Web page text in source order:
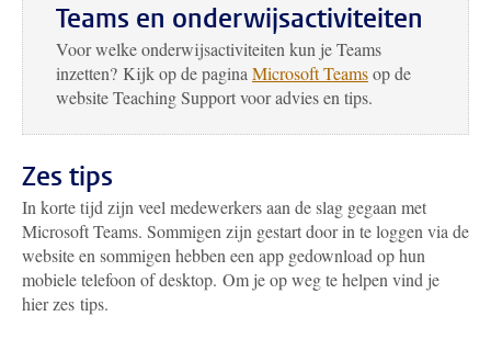
Teams en onderwijsactiviteiten
Voor welke onderwijsactiviteiten kun je Teams
inzetten? Kijk op de pagina Microsoft Teamsop de
website Teaching Support voor advies en tips.
Zes tips
In korte tijd zijn veel medewerkers aan de slag gegaan met
Microsoft Teams. Sommigen zijn gestart door in te loggen via de
website en sommigen hebben een app gedownload op hun
mobiele telefoon of desktop. Om je op weg te helpen vind je
hier zes tips.